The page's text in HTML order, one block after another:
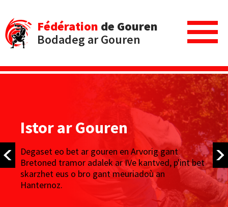
Fédération de Gouren
Bodadeg ar Gouren
Istor ar Gouren
Degaset eo bet ar gouren en Arvorig gant
Bretoned tramor adalek ar IVe kantved, p'int bet
skarzhet eus o bro gant meuriadoù an
Hanternoz.